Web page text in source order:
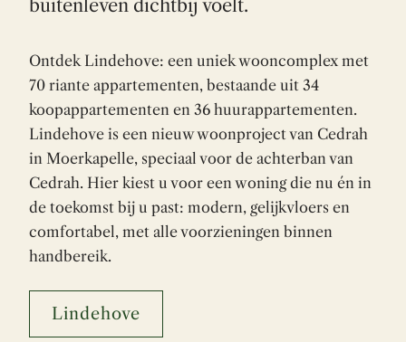
buitenleven dichtbij voelt.
Ontdek Lindehove: een uniek wooncomplex met
70 riante appartementen, bestaande uit 34
koopappartementen en 36 huurappartementen.
Lindehove is een nieuw woonproject van Cedrah
in Moerkapelle, speciaal voor de achterban van
Cedrah. Hier kiest u voor een woning die nu én in
de toekomst bij u past: modern, gelijkvloers en
comfortabel, met alle voorzieningen binnen
handbereik.
Lindehove